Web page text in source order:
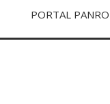
PORTAL